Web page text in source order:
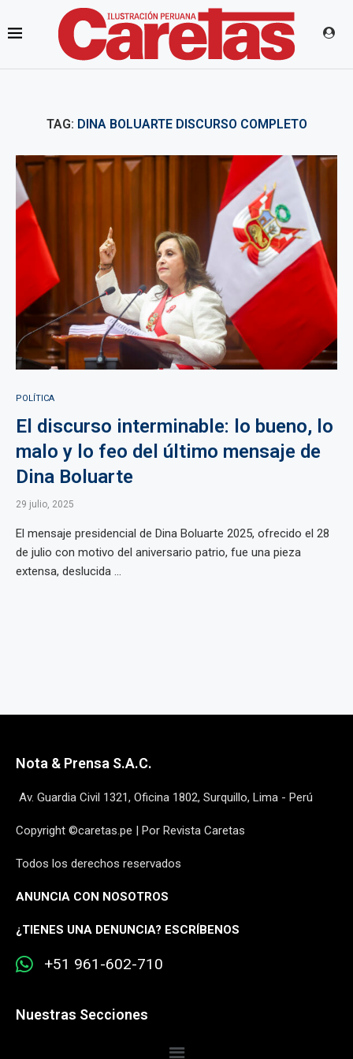
TAG: DINA BOLUARTE DISCURSO COMPLETO
POLÍTICA
El discurso interminable: lo bueno, lo
malo y lo feo del último mensaje de
Dina Boluarte
29 julio, 2025
El mensaje presidencial de Dina Boluarte 2025, ofrecido el 28
de julio con motivo del aniversario patrio, fue una pieza
extensa, deslucida ...
Nota & Prensa S.A.C.
Av. Guardia Civil 1321, Oficina 1802, Surquillo, Lima - Perú
Copyright ©caretas.pe | Por Revista Caretas
Todos los derechos reservados
ANUNCIA CON NOSOTROS
¿TIENES UNA DENUNCIA? ESCRÍBENOS
+51 961-602-710
Nuestras Secciones